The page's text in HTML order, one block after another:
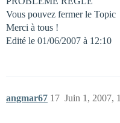
Vous pouvez fermer le Topic
Merci à tous !
Edité le 01/06/2007 à 12:10
angmar67 Juin 1, 2007,
17